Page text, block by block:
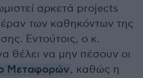
αρκετά projects
των καθηκόντων της
Εντούτοις, ο κ.
θέλει να μην πέσουν οι
Μεταφορών, καθώς η